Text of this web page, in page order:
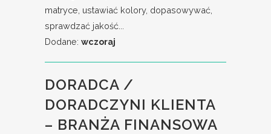
matryce, ustawiać kolory, dopasowywać,
sprawdzać jakość...
Dodane: wczoraj
DORADCA /
DORADCZYNI KLIENTA
– BRANŻA FINANSOWA